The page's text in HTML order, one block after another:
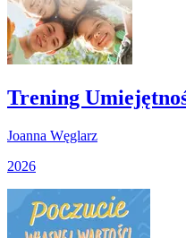
Trening
Joanna Węglarz
2026